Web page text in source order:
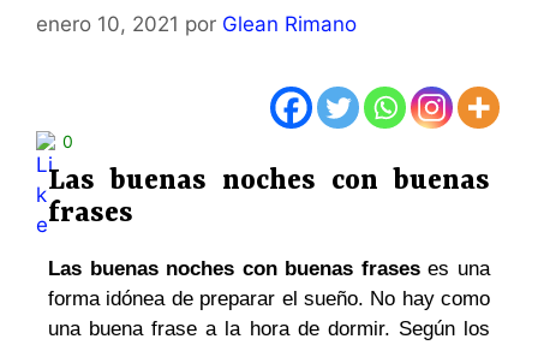
enero 10, 2021 por Glean Rimano
0
Las buenas noches con buenas
frases
Las buenas noches con buenas fraseses una
forma idónea de preparar el sueño. No hay como
una buena frase a la hora de dormir. Según los